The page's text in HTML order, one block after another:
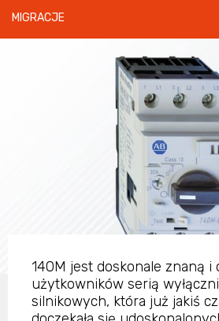
MIGRACJE
140M jest doskonale znaną i
użytkowników serią
silnikowych, która już jakiś